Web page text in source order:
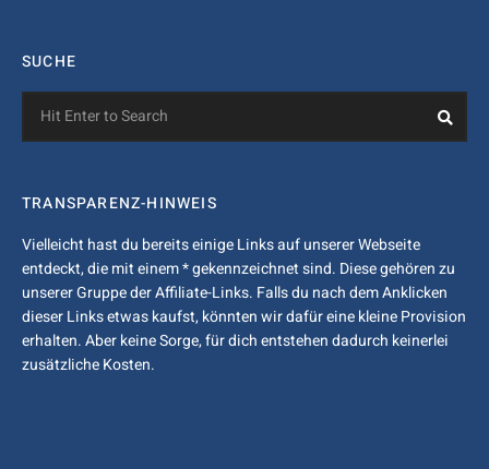
SUCHE
for:
TRANSPARENZ-HINWEIS
Vielleicht hast du bereits einige Links auf unserer Webseite
entdeckt, die mit einem * gekennzeichnet sind. Diese gehören zu
unserer Gruppe der Affiliate-Links. Falls du nach dem Anklicken
dieser Links etwas kaufst, könnten wir dafür eine kleine Provision
erhalten. Aber keine Sorge, für dich entstehen dadurch keinerlei
zusätzliche Kosten.